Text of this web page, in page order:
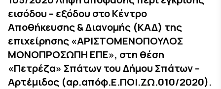
εισόδου – εξόδου στο Κέντρο
Αποθήκευσης & Διανομής (ΚΑΔ) της
επιχείρησης «ΑΡΙΣΤΟΜΕΝΟΠΟΥΛΟΣ
ΜΟΝΟΠΡΟΣΩΠΗ ΕΠΕ», στη θέση
«Πετρέζα» Σπάτων του Δήμου Σπάτων –
Αρτέμιδος (αρ.απόφ.Ε.ΠΟΙ.ΖΩ.010/2020).